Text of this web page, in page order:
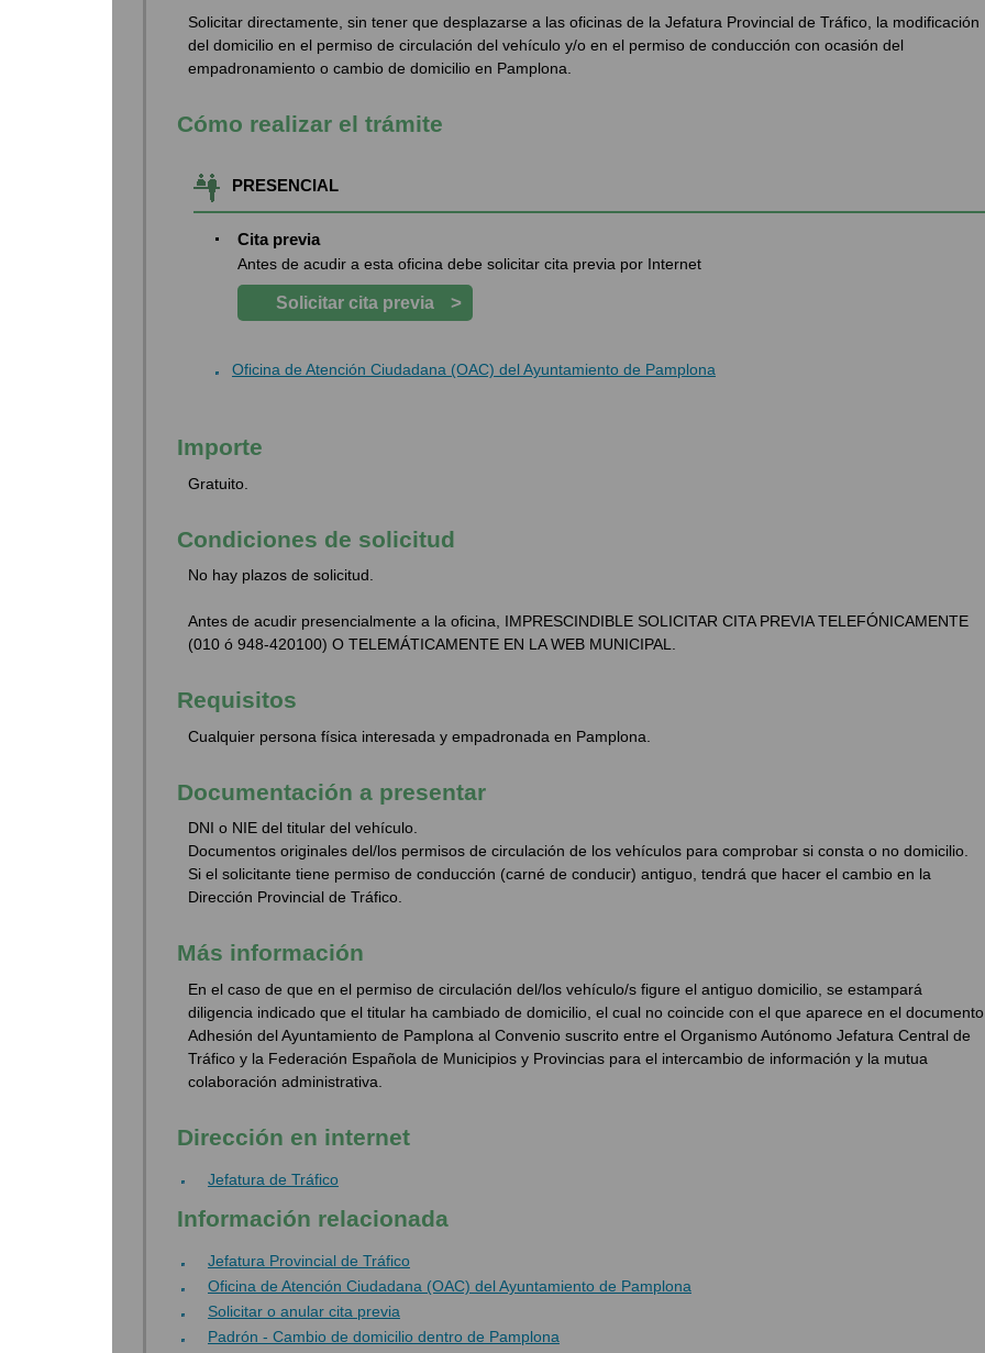
Solicitar directamente, sin tener que desplazarse a las oficinas de la Jefatura Provincial de Tráfico, la modificación
del domicilio en el permiso de circulación del vehículo y/o en el permiso de conducción con ocasión del
empadronamiento o cambio de domicilio en Pamplona.
Cómo realizar el trámite
PRESENCIAL
Cita previa
Antes de acudir a esta oficina debe solicitar cita previa por Internet
Solicitar cita previa >
Oficina de Atención Ciudadana (OAC) del Ayuntamiento de Pamplona
Importe
Gratuito.
Condiciones de solicitud
No hay plazos de solicitud.
Antes de acudir presencialmente a la oficina, IMPRESCINDIBLE SOLICITAR CITA PREVIA TELEFÓNICAMENTE
(010 ó 948-420100) O TELEMÁTICAMENTE EN LA WEB MUNICIPAL.
Requisitos
Cualquier persona física interesada y empadronada en Pamplona.
Documentación a presentar
DNI o NIE del titular del vehículo.
Documentos originales del/los permisos de circulación de los vehículos para comprobar si consta o no domicilio.
Si el solicitante tiene permiso de conducción (carné de conducir) antiguo, tendrá que hacer el cambio en la
Dirección Provincial de Tráfico.
Más información
En el caso de que en el permiso de circulación del/los vehículo/s figure el antiguo domicilio, se estampará
diligencia indicado que el titular ha cambiado de domicilio, el cual no coincide con el que aparece en el
Adhesión del Ayuntamiento de Pamplona al Convenio suscrito entre el Organismo Autónomo Jefatura Central de
Tráfico y la Federación Española de Municipios y Provincias para el intercambio de información y la mutua
colaboración administrativa.
Dirección en internet
Jefatura de Tráfico
Información relacionada
Jefatura Provincial de Tráfico
Oficina de Atención Ciudadana (OAC) del Ayuntamiento de Pamplona
Solicitar o anular cita previa
Padrón - Cambio de domicilio dentro de Pamplona